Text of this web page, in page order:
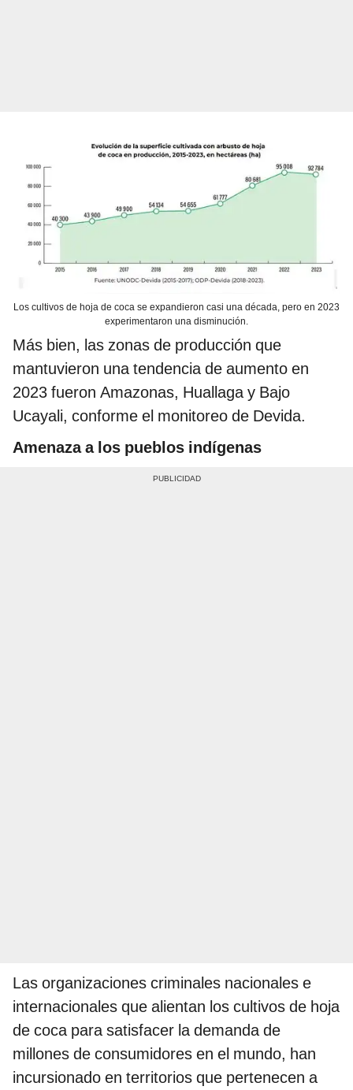
Los cultivos de hoja de coca se expandieron casi una década, pero en 2023
experimentaron una disminución.
Más bien, las zonas de producción que
mantuvieron una tendencia de aumento en
2023 fueron Amazonas, Huallaga y Bajo
Ucayali, conforme el monitoreo de Devida.
Amenaza a los pueblos indígenas
Las organizaciones criminales nacionales e
internacionales que alientan los cultivos de hoja
de coca para satisfacer la demanda de
millones de consumidores en el mundo, han
incursionado en territorios que pertenecen a